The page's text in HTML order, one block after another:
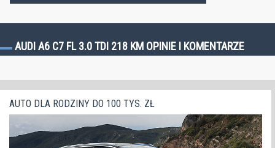
AUDI A6 C7 FL 3.0 TDI 218 KM OPINIE I KOMENTARZE
AUTO DLA RODZINY DO 100 TYS. ZŁ